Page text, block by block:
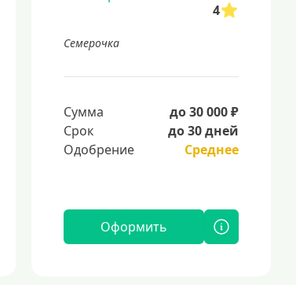
4
Семерочка
Сумма
до 30 000 ₽
Срок
до 30 дней
Одобрение
Среднее
Оформить